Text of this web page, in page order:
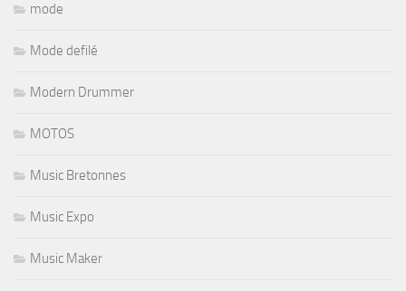
mode
Mode defilé
Modern Drummer
MOTOS
Music Bretonnes
Music Expo
Music Maker